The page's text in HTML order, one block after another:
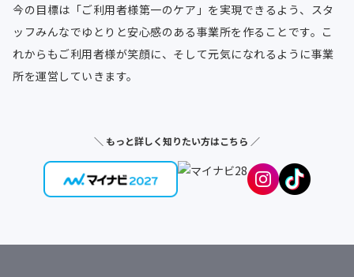
今の目標は「ご利用者様第一のケア」を実現できるよう、スタ
ッフみんなでゆとりと安心感のある事業所を作ることです。こ
れからもご利用者様が笑顔に、そして元気になれるように事業
所を運営していきます。
＼ もっと詳しく知りたい方はこちら ／